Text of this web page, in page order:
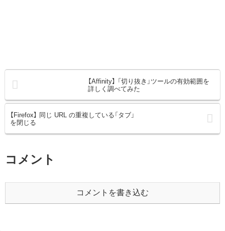
【Affinity】 「切り抜き」ツールの有効範囲を
詳しく調べてみた
【Firefox】 同じ URL の重複している「タブ」
を閉じる
コメント
コメントを書き込む